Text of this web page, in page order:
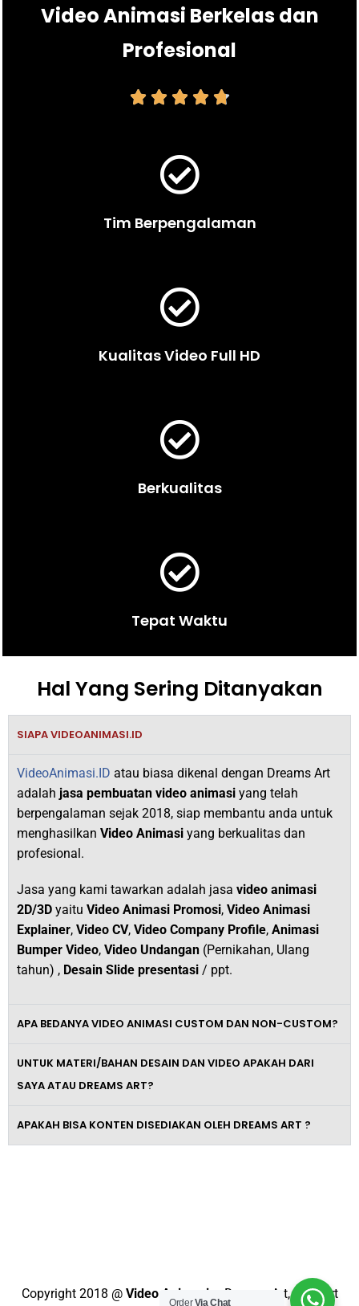
Video Animasi Berkelas dan
Profesional
    
Tim Berpengalaman
Kualitas Video Full HD
Berkualitas
Tepat Waktu
Hal Yang Sering Ditanyakan
SIAPA VIDEOANIMASI.ID
VideoAnimasi.ID atau biasa dikenal dengan Dreams Art
adalah jasa pembuatan video animasi yang telah
berpengalaman sejak 2018, siap membantu anda untuk
menghasilkan Video Animasi yang berkualitas dan
profesional.
Jasa yang kami tawarkan adalah jasa video animasi
2D/3D yaitu Video Animasi Promosi, Video Animasi
Explainer, Video CV, Video Company Profile, Animasi
Bumper Video, Video Undangan (Pernikahan, Ulang
tahun) , Desain Slide presentasi / ppt.
APA BEDANYA VIDEO ANIMASI CUSTOM DAN NON-CUSTOM?
UNTUK MATERI/BAHAN DESAIN DAN VIDEO APAKAH DARI
SAYA ATAU DREAMS ART?
APAKAH BISA KONTEN DISEDIAKAN OLEH DREAMS ART ?
Copyright 2018 @ Video Animasi– Dreams Art, Support
OrderVia Chat